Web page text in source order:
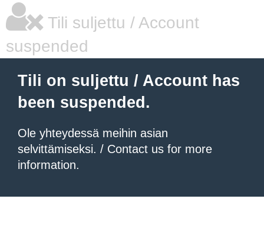
Tili suljettu / Account
suspended
Tili on suljettu / Account has
been suspended.
Ole yhteydessä meihin asian
selvittämiseksi. / Contact us for more
information.